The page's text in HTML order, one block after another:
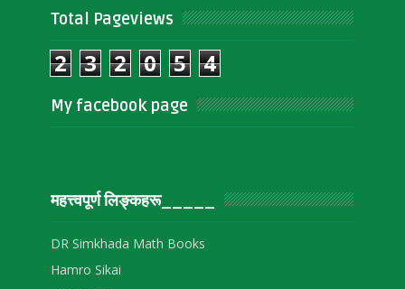
Total Pageviews
2 3 2 0 5 4
My facebook page
महत्त्वपूर्ण लिङ्‍कहरू_____
DR Simkhada Math Books
Hamro Sikai